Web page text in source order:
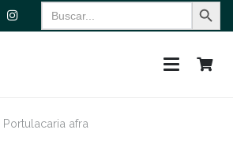
Search
for:
Portulacaria afra